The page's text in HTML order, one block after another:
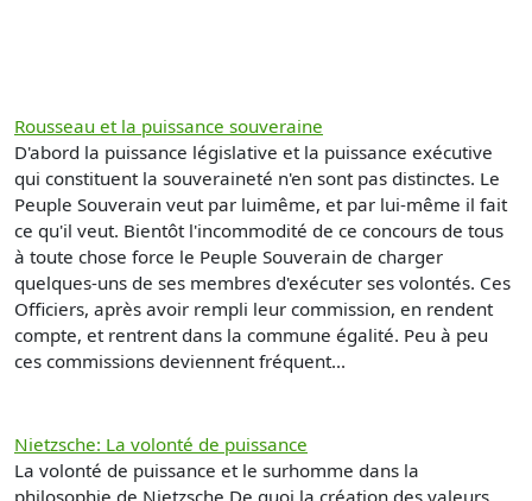
Rousseau et la puissance souveraine
D'abord la puissance législative et la puissance exécutive
qui constituent la souveraineté n'en sont pas distinctes. Le
Peuple Souverain veut par luimême, et par lui-même il fait
ce qu'il veut. Bientôt l'incommodité de ce concours de tous
à toute chose force le Peuple Souverain de charger
quelques-uns de ses membres d'exécuter ses volontés. Ces
Officiers, après avoir rempli leur commission, en rendent
compte, et rentrent dans la commune égalité. Peu à peu
ces commissions deviennent fréquent...
Nietzsche: La volonté de puissance
La volonté de puissance et le surhomme dans la